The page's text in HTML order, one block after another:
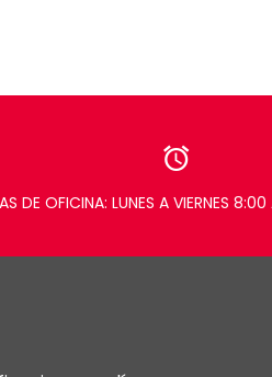
DE OFICINA: LUNES A VIERNES